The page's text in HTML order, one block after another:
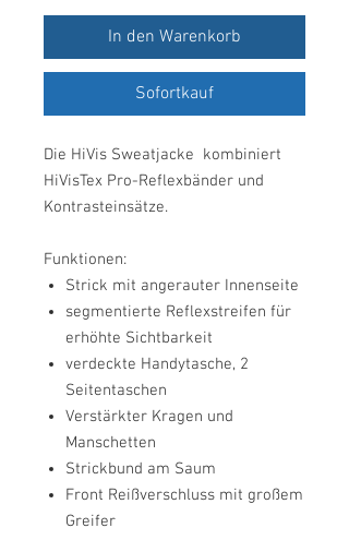
In den Warenkorb
Sofortkauf
Die HiVis Sweatjacke kombiniert
HiVisTex Pro-Reflexbänder und
Kontrasteinsätze.
Funktionen:
Strick mit angerauter Innenseite
segmentierte Reflexstreifen für
erhöhte Sichtbarkeit
verdeckte Handytasche, 2
Seitentaschen
Verstärkter Kragen und
Manschetten
Strickbund am Saum
Front Reißverschluss mit großem
Greifer